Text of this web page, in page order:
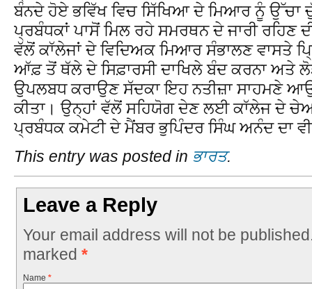
ਬੰਨਦੇ ਹੋਏ ਭਵਿੱਖ ਵਿਚ ਸਿੱਖਿਆ ਦੇ ਮਿਆਰ ਨੂੰ ਉੱਚਾ
ਪ੍ਰਬੰਧਕਾਂ ਪਾਸੋਂ ਮਿਲ ਰਹੇ ਸਮਰਥਨ ਦੇ ਜਾਰੀ ਰਹਿਣ
ਵੱਲੋਂ ਕਾੱਲੇਜਾਂ ਦੇ ਵਿਦਿਅਕ ਮਿਆਰ ਸੰਭਾਲਣ ਵਾਸਤੇ
ਆੱਫ਼ ਤੋਂ ਥੱਲੇ ਦੇ ਸਿਫ਼ਾਰਸੀ ਦਾਖਿਲੇ ਬੰਦ ਕਰਨਾ ਅਤੇ
ਉਪਲਬਧ ਕਰਾਉਣ ਸੱਦਕਾ ਇਹ ਨਤੀਜ਼ਾ ਸਾਹਮਣੇ
ਕੀਤਾ। ਉਨ੍ਹਾਂ ਵੱਲੋਂ ਸਹਿਯੋਗ ਦੇਣ ਲਈ ਕਾੱਲੇਜ ਦੇ
ਪ੍ਰਬੰਧਕ ਕਮੇਟੀ ਦੇ ਮੈਂਬਰ ਭੁਪਿੰਦਰ ਸਿੰਘ ਅਨੰਦ ਦਾ
This entry was posted in ਭਾਰਤ.
Leave a Reply
Your email address will not be
marked *
Name *